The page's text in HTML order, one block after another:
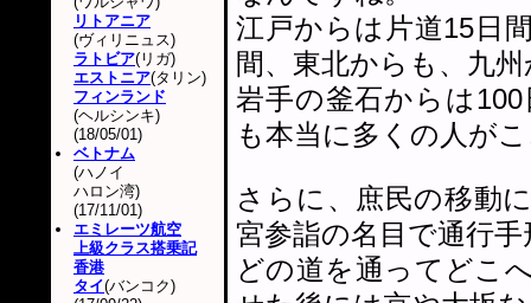
江戸からは片道15日
間、東北からも、九
岩手の釜石からは
も本当に多くの人が
さらに、庶民の移動
宮参詣の名目で通行
どの道を通ってどこ
リトアニア
(ヴィリニュス)
ラトビア(リガ)
エストニア(タリン)
フィンランド
(ヘルシンキ)
(18/05/01)
ベトナム
(ハノイ
ハロン湾)
(17/11/01)
エミレーツ航空
上級クラス搭乗記
香港
タイ(バンコク)